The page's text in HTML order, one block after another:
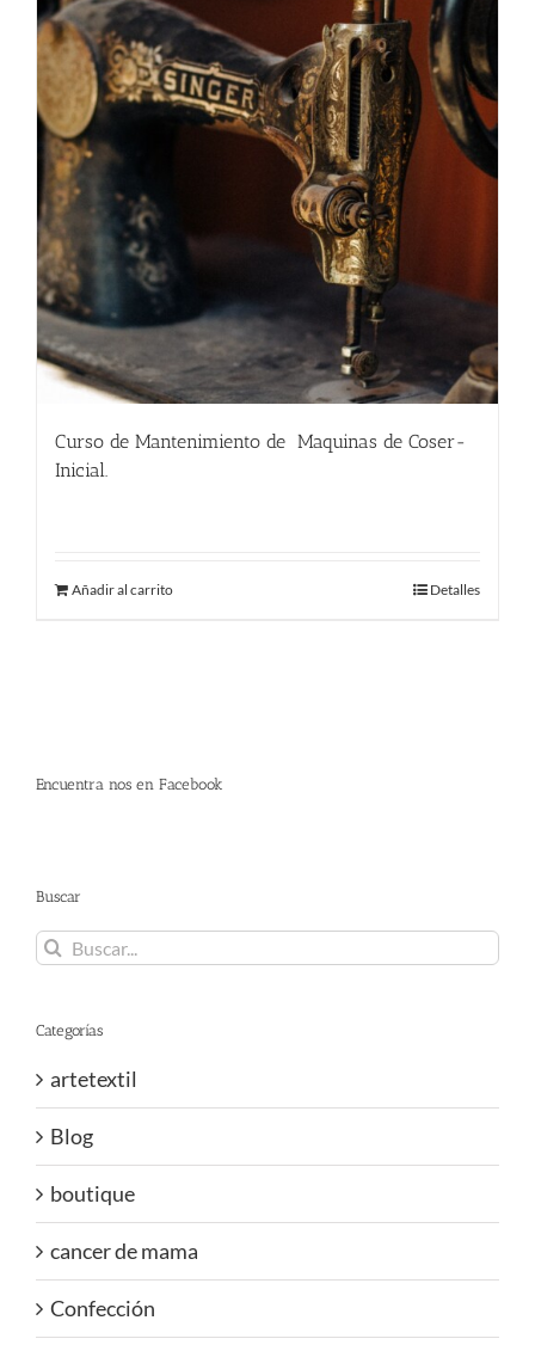
Curso de Mantenimiento de Maquinas de Coser-
Inicial.
Añadir al carrito Detalles
Encuentra nos en Facebook
Buscar
Buscar:
Categorías
artetextil
Blog
boutique
cancer de mama
Confección